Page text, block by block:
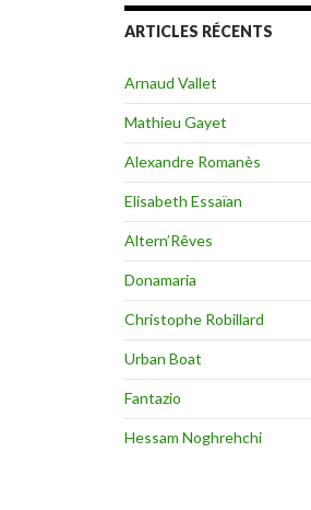
ARTICLES RÉCENTS
Arnaud Vallet
Mathieu Gayet
Alexandre Romanès
Elisabeth Essaïan
Altern’Rêves
Donamaria
Christophe Robillard
Urban Boat
Fantazio
Hessam Noghrehchi